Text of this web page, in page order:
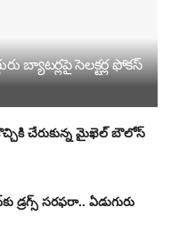
బ్యాటర్లపై సెలక్టర్ల ఫోకస్‌
కొచ్చికి చేరుకున్న మైఖెల్‌ బౌలోస్‌
సరఫరా.. ఏడుగురు